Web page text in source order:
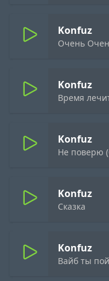
Konfuz
Очень
Konfuz
Время
Konfuz
Не поверю
Konfuz
Сказка
Konfuz
Вайб ты